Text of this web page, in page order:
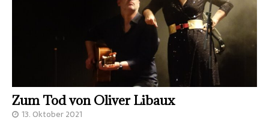
Zum Tod von Oliver Libaux
13. Oktober 2021